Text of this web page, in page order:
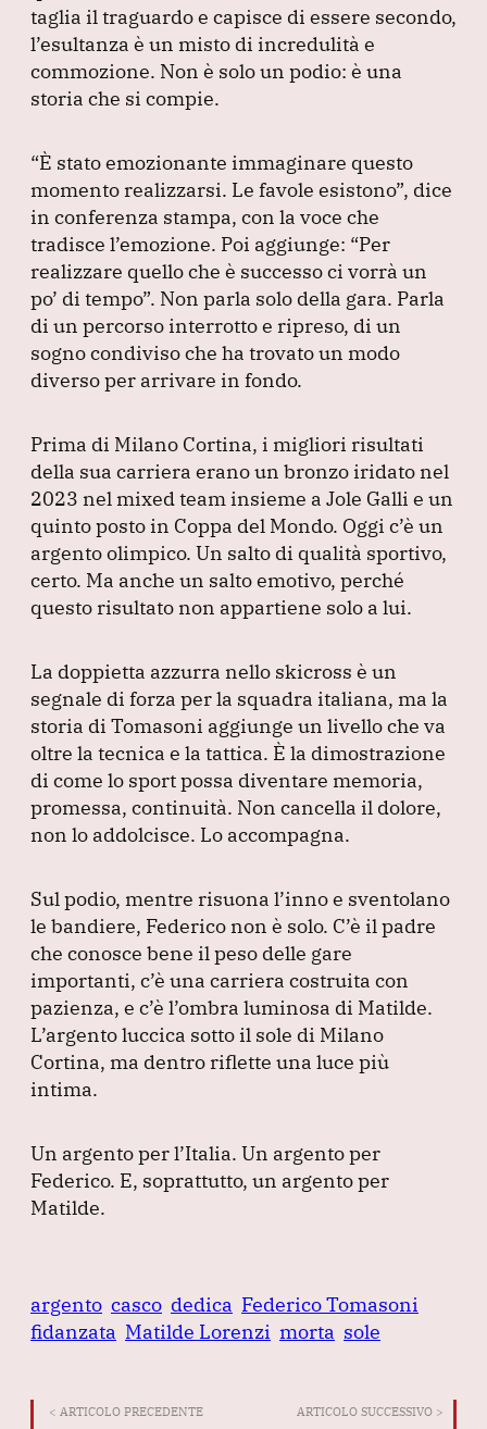
taglia il traguardo e capisce di essere secondo,
l’esultanza è un misto di incredulità e
commozione. Non è solo un podio: è una
storia che si compie.
“È stato emozionante immaginare questo
momento realizzarsi. Le favole esistono”, dice
in conferenza stampa, con la voce che
tradisce l’emozione. Poi aggiunge: “Per
realizzare quello che è successo ci vorrà un
po’ di tempo”. Non parla solo della gara. Parla
di un percorso interrotto e ripreso, di un
sogno condiviso che ha trovato un modo
diverso per arrivare in fondo.
Prima di Milano Cortina, i migliori risultati
della sua carriera erano un bronzo iridato nel
2023 nel mixed team insieme a Jole Galli e un
quinto posto in Coppa del Mondo. Oggi c’è un
argento olimpico. Un salto di qualità sportivo,
certo. Ma anche un salto emotivo, perché
questo risultato non appartiene solo a lui.
La doppietta azzurra nello skicross è un
segnale di forza per la squadra italiana, ma la
storia di Tomasoni aggiunge un livello che va
oltre la tecnica e la tattica. È la dimostrazione
di come lo sport possa diventare memoria,
promessa, continuità. Non cancella il dolore,
non lo addolcisce. Lo accompagna.
Sul podio, mentre risuona l’inno e sventolano
le bandiere, Federico non è solo. C’è il padre
che conosce bene il peso delle gare
importanti, c’è una carriera costruita con
pazienza, e c’è l’ombra luminosa di Matilde.
L’argento luccica sotto il sole di Milano
Cortina, ma dentro riflette una luce più
intima.
Un argento per l’Italia. Un argento per
Federico. E, soprattutto, un argento per
Matilde.
argento casco dedica Federico Tomasoni
fidanzata Matilde Lorenzi morta sole
< ARTICOLO PRECEDENTE ARTICOLO SUCCESSIVO >